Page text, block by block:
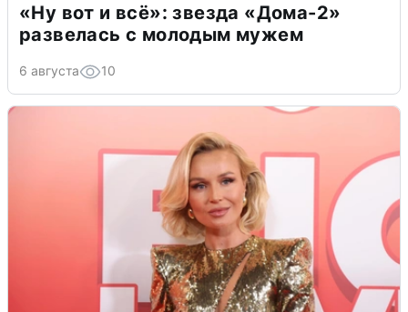
«Ну вот и всё»: звезда «Дома-2»
развелась с молодым мужем
6 августа 10